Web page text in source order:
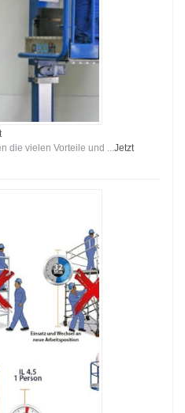
die vielen Vorteile und ...Jetzt